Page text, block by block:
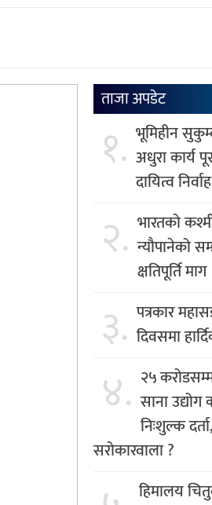
ताजा अपडेट
१. भूमिहीन
अधुरा कार्य
दायित्व
२. भारतको
न्यौपानेको
क्षतिपूर्ति माग
३. पत्रकार
दिवसमा
४. २५
साना उद्योग
निःशुल्क
सरोकारवाला ?
हिमालय